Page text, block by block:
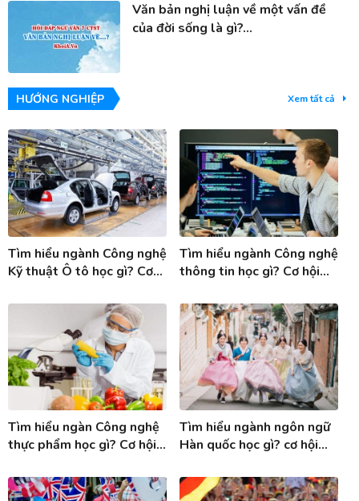
Văn bản nghị luận về một vấn đề
của đời sống là gì?...
HƯỚNG NGHIỆP Xem tất cả
Tìm hiểu ngành Công nghệ
Kỹ thuật Ô tô học gì? Cơ
nghệ KT ô tô
Tìm hiểu ngành Công nghệ
thông tin học gì? Cơ hội
thông tin
Tìm hiểu ngàn Công nghệ
thực phẩm học gì? Cơ hội
thực phẩm
Tìm hiểu ngành ngôn ngữ
Hàn quốc học gì? cơ hội
ngành Tiếng Hàn